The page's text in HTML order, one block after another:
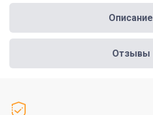
Описание
Отзывы